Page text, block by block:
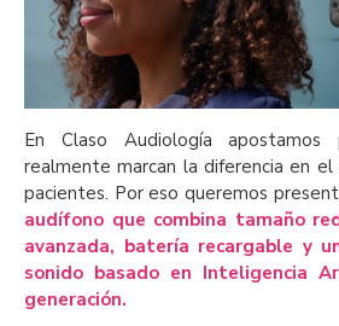
En Claso Audiología apostamos
realmente marcan la diferencia en
pacientes. Por eso queremos
audífono que combina tamaño
avanzada, batería recargable y
sonido basado en Inteligencia
generación.